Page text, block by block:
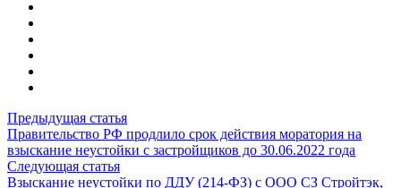
Предыдущая статья
Правительство РФ продлило срок действия моратория на
взыскание неустойки с застройщиков до 30.06.2022 года
Следующая статья
Взыскание неустойки по ДДУ (214-ФЗ) с ООО СЗ Стройтэк,